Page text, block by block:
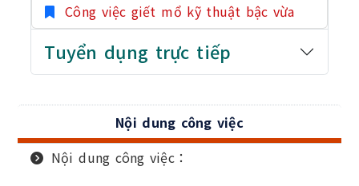
Công việc giết mổ kỹ thuật bậc vừa
Tuyển dụng trực tiếp
Nội dung công việc
Nội dung công việc：